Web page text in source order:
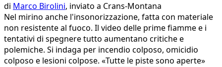
di Marco Birolini, inviato a Crans-Montana
Nel mirino anche l'insonorizzazione, fatta con materiale
non resistente al fuoco. Il video delle prime fiamme e i
tentativi di spegnere tutto aumentano critiche e
polemiche. Si indaga per incendio colposo, omicidio
colposo e lesioni colpose. «Tutte le piste sono aperte»